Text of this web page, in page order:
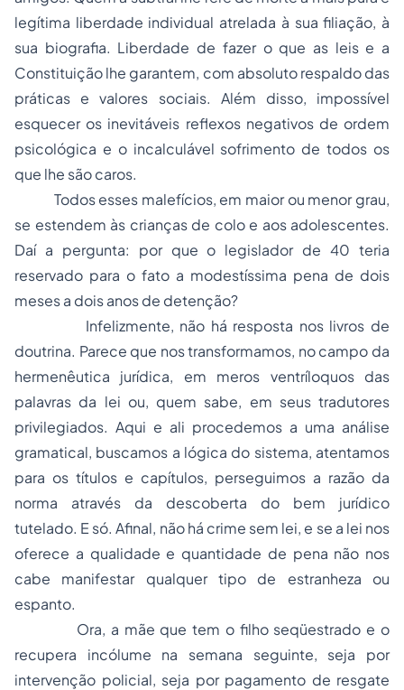
legítima liberdade individual atrelada à sua filiação, à
sua biografia. Liberdade de fazer o que as leis e a
Constituição lhe garantem, com absoluto respaldo das
práticas e valores sociais. Além disso, impossível
esquecer os inevitáveis reflexos negativos de ordem
psicológica e o incalculável sofrimento de todos os
que lhe são caros.
Todos esses malefícios, em maior ou menor grau,
se estendem às crianças de colo e aos adolescentes.
Daí a pergunta: por que o legislador de 40 teria
reservado para o fato a modestíssima pena de dois
meses a dois anos de detenção?
Infelizmente, não há resposta nos livros de
doutrina. Parece que nos transformamos, no campo da
hermenêutica jurídica, em meros ventríloquos das
palavras da lei ou, quem sabe, em seus tradutores
privilegiados. Aqui e ali procedemos a uma análise
gramatical, buscamos a lógica do sistema, atentamos
para os títulos e capítulos, perseguimos a razão da
norma através da descoberta do bem jurídico
tutelado. E só. Afinal, não há crime sem lei, e se a lei nos
oferece a qualidade e quantidade de pena não nos
cabe manifestar qualquer tipo de estranheza ou
espanto.
Ora, a mãe que tem o filho seqüestrado e o
recupera incólume na semana seguinte, seja por
intervenção policial, seja por pagamento de resgate